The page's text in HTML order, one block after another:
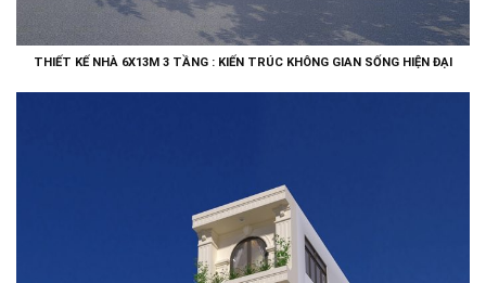
THIẾT KẾ NHÀ 6X13M 3 TẦNG : KIẾN TRÚC KHÔNG GIAN SỐNG HIỆN ĐẠI